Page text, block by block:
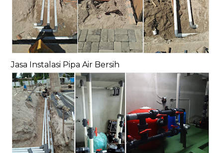
Jasa Instalasi Pipa Air Bersih